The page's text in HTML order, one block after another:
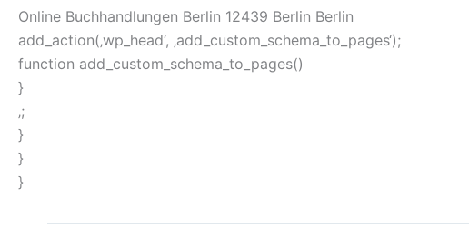
Online Buchhandlungen Berlin 12439 Berlin Berlin
add_action(‚wp_head‘, ‚add_custom_schema_to_pages‘);
function add_custom_schema_to_pages()
}
‚;
}
}
}